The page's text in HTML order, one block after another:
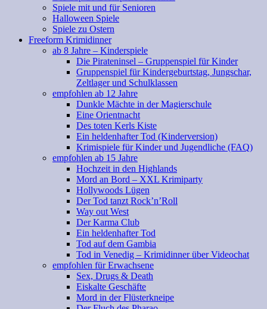
Spiele mit und für Senioren
Halloween Spiele
Spiele zu Ostern
Freeform Krimidinner
ab 8 Jahre – Kinderspiele
Die Pirateninsel – Gruppenspiel für Kinder
Gruppenspiel für Kindergeburtstag, Jungschar,
Zeltlager und Schulklassen
empfohlen ab 12 Jahre
Dunkle Mächte in der Magierschule
Eine Orientnacht
Des toten Kerls Kiste
Ein heldenhafter Tod (Kinderversion)
Krimispiele für Kinder und Jugendliche (FAQ)
empfohlen ab 15 Jahre
Hochzeit in den Highlands
Mord an Bord – XXL Krimiparty
Hollywoods Lügen
Der Tod tanzt Rock’n’Roll
Way out West
Der Karma Club
Ein heldenhafter Tod
Tod auf dem Gambia
Tod in Venedig – Krimidinner über Videochat
empfohlen für Erwachsene
Sex, Drugs & Death
Eiskalte Geschäfte
Mord in der Flüsterkneipe